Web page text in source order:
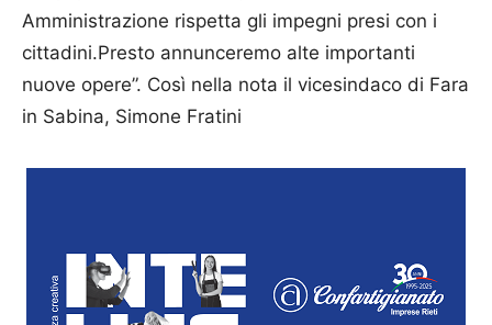
Amministrazione rispetta gli impegni presi con i
cittadini.Presto annunceremo alte importanti
nuove opere”. Così nella nota il vicesindaco di Fara
in Sabina, Simone Fratini